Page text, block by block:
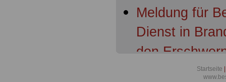
Meldung für
Dienst in
den
Meldung für
Startseite